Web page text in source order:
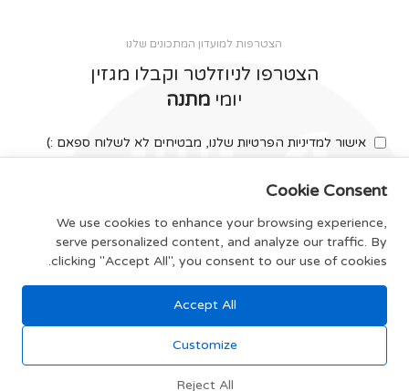
הצטרפות למועדון המתכונים שלנו
הצטרפו לניוזלטר וקבלו מגזין
יומי מתנה
אישור למדיניות הפרטיות שלנו, מבטיחים לא לשלוח ספאם :)
צרפו אותי
תקנון האתר
Cookie Consent
We use cookies to enhance your browsing experience,
serve personalized content, and analyze our traffic. By
clicking "Accept All", you consent to our use of cookies.
Accept All
Customize
Reject All